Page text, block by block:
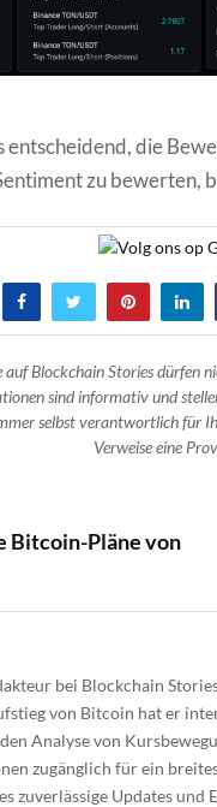
entscheidend, die
zu
Blockchain Stories dürfen
sind informativ und
selbst verantwortlich für
Verweise eine
Bitcoin-Pläne von
bei Blockchain
von Bitcoin hat er
Analyse von
zugänglich für ein
zuverlässige Updates und